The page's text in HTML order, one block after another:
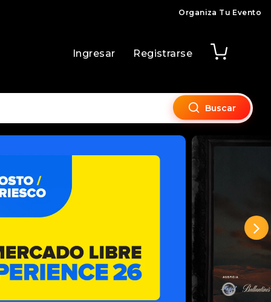
Organiza Tu Evento
Ingresar Registrarse
Buscar